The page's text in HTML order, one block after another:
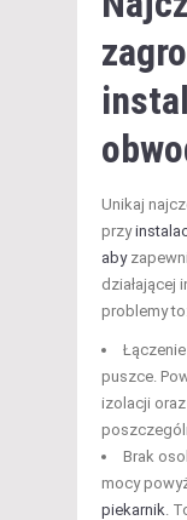
Unikaj
przy
aby
działającej
problemy to:
puszce.
izolacji
Brak
mocy
piekarnik .